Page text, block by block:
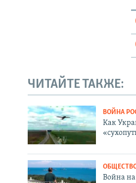
ЧИТАЙТЕ ТАКЖЕ:
ВОЙНА
Как
Война